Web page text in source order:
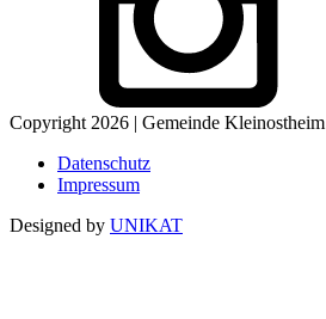
Copyright 2026 | Gemeinde Kleinostheim
Datenschutz
Impressum
Designed by UNIKAT